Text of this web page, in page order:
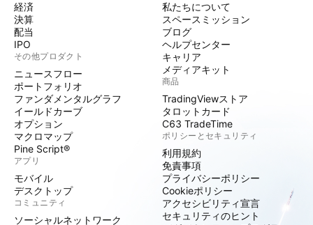
経済
決算
配当
IPO
その他プロダクト
ニュースフロー
ポートフォリオ
ファンダメンタルグラフ
イールドカーブ
オプション
マクロマップ
Pine Script®
アプリ
モバイル
デスクトップ
コミュニティ
ソーシャルネットワーク
私たちについて
スペースミッション
ブログ
ヘルプセンター
キャリア
メディアキット
商品
TradingViewストア
タロットカード
C63 TradeTime
ポリシーとセキュリティ
利用規約
免責事項
プライバシーポリシー
Cookieポリシー
アクセシビリティ宣言
セキュリティのヒント